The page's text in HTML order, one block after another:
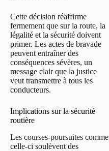
Cette décision réaffirme
fermement que sur la route, la
légalité et la sécurité doivent
primer. Les actes de bravade
peuvent entraîner des
conséquences sévères, un
message clair que la justice
veut transmettre à tous les
conducteurs.
Implications sur la sécurité
routière
Les courses-poursuites comme
celle-ci soulèvent des